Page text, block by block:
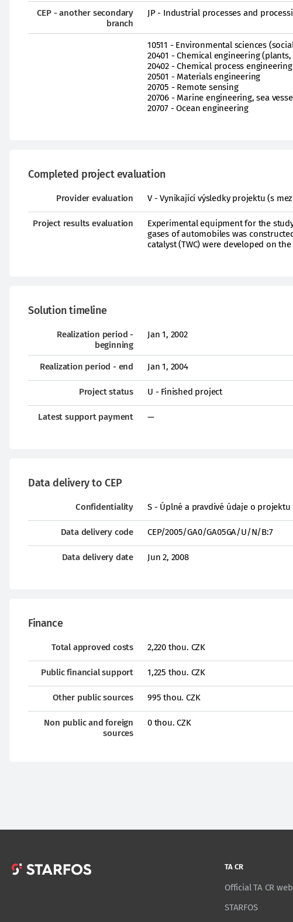
CEP - another secondary
branch
JP - Industrial processes and
10511 - Environmental sciences
20401 - Chemical engineering
20402 - Chemical process engineering
20501 - Materials engineering
20705 - Remote sensing
20706 - Marine engineering, sea
20707 - Ocean engineering
Completed project evaluation
Provider evaluation V - Vynikající výsledky projektu (s
Project results evaluation
Experimental equipment for the
gases of automobiles was
catalyst (TWC) were developed on
Solution timeline
Realization period -
beginning
Jan 1, 2002
Realization period - end Jan 1, 2004
Project status U - Finished project
Latest support payment —
Data delivery to CEP
Confidentiality S - Úplné a pravdivé údaje o
Data delivery code CEP/2005/GA0/GA05GA/U/N/B:7
Data delivery date Jun 2, 2008
Finance
Total approved costs 2,220 thou. CZK
Public financial support 1,225 thou. CZK
Other public sources 995 thou. CZK
Non public and foreign
sources
0 thou. CZK
TA CR
Official TA CR
STARFOS